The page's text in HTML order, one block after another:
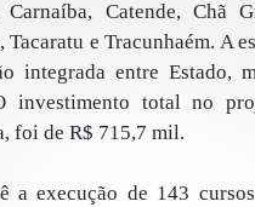
Carnaíba, Catende, Chã
Tacaratu e Tracunhaém. A
integrada entre Estado,
investimento total no
foi de R$ 715,7 mil.
a execução de 143